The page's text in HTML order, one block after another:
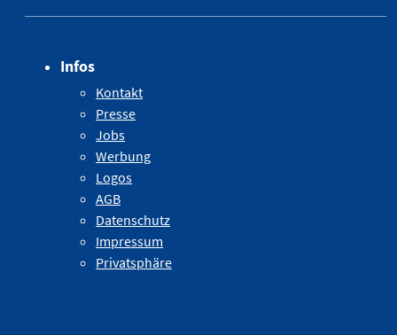
Infos
Kontakt
Presse
Jobs
Werbung
Logos
AGB
Datenschutz
Impressum
Privatsphäre